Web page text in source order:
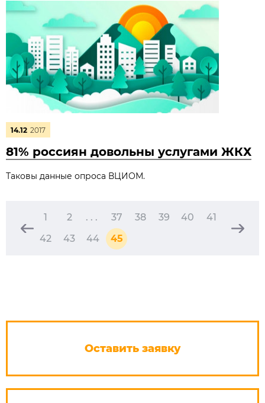
14.12 2017
81% россиян довольны услугами ЖКХ
Таковы данные опроса ВЦИОМ.
1 2 . . . 37 38 39 40
41
42
43 44 45
Оставить заявку